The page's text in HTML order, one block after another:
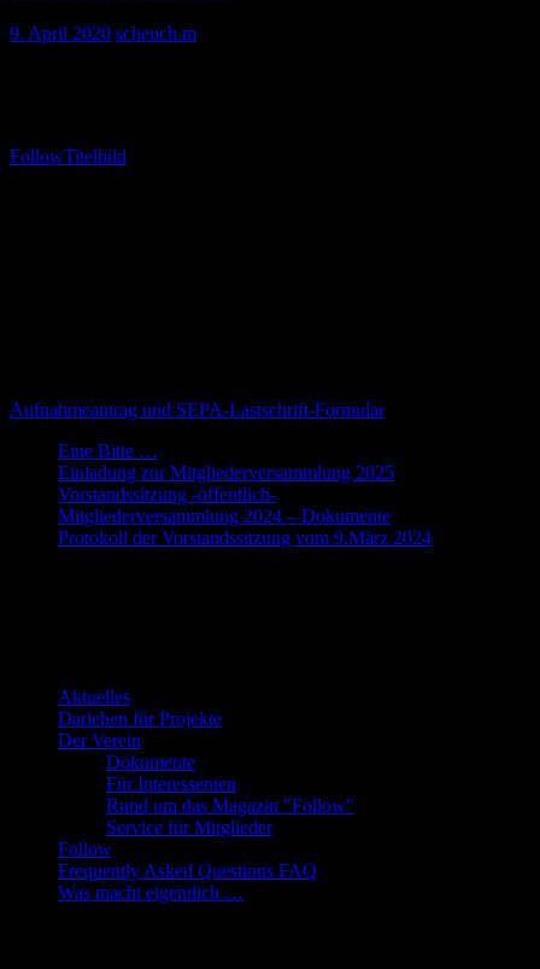
9. April 2020 scheuch.m
FollowTitelbild
Aufnahmeantrag und SEPA-Lastschrift-Formular
Eine Bitte …
Einladung zur Mitgliederversammlung 2025
Vorstandssitzung -öffentlich-
Mitgliederversammlung 2024 – Dokumente
Protokoll der Vorstandssitzung vom 9.März 2024
Aktuelles
Darlehen für Projekte
Der Verein
Dokumente
Für Interessenten
Rund um das Magazin "Follow"
Service für Mitglieder
Follow
Frequently Asked Questions FAQ
Was macht eigentlich …